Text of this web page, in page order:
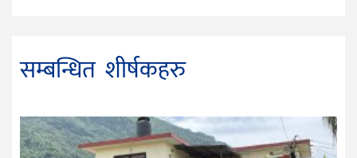
सम्बन्धित शीर्षकहरु